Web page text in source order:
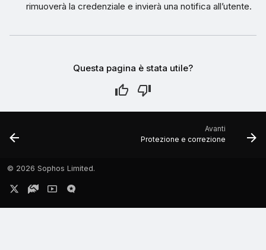
rimuoverà la credenziale e invierà una notifica all’utente.
Questa pagina è stata utile?
Avanti
Protezione e correzione
© 2026 Sophos Limited.